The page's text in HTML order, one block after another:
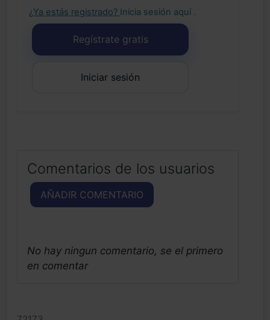
¿Ya estás registrado? Inicia sesión aquí
Regístrate gratis
Iniciar sesión
Comentarios de los usuarios
AÑADIR COMENTARIO
No hay ningun comentario, se el primero
en comentar